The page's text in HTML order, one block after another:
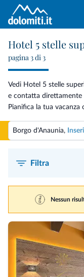
Hotel 5 stelle
pagina 3 di 3
Vedi Hotel 5 stelle
e contatta direttamente
Pianifica la tua
Borgo d'Anaunia,
Filtra
Nessun